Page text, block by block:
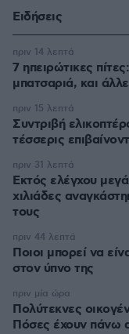
Ειδήσεις
7 ηπειρώτικες
μπατσαριά, και
πριν 14 λεπτά
Συντριβή
τέσσερις
πριν 15 λεπτά
Εκτός ελέγχου
χιλιάδες
τους
πριν 31 λεπτά
Ποιοι μπορεί να
στον ύπνο της
πριν 44 λεπτά
Πολύτεκνες
Πόσες έχουν πάνω
πριν μία ώρα